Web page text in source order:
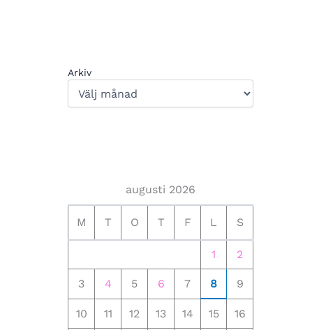
Arkiv
augusti 2026
M T O T F L S
1 2
3 4 5 6 7 8 9
10 11 12 13 14 15 16